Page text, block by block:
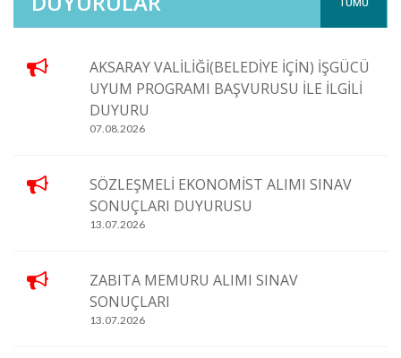
AKSARAY VALİLİĞİ(BELEDİYE İÇİN) İŞGÜCÜ
UYUM PROGRAMI BAŞVURUSU İLE İLGİLİ
DUYURU
07.08.2026
SÖZLEŞMELİ EKONOMİST ALIMI SINAV
SONUÇLARI DUYURUSU
13.07.2026
ZABITA MEMURU ALIMI SINAV
SONUÇLARI
13.07.2026